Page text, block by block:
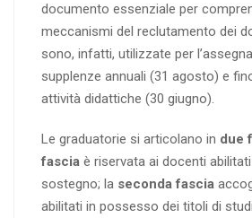
documento essenziale per
meccanismi del reclutamento dei
sono, infatti, utilizzate per
supplenze annuali (31 agosto) e
attività didattiche (30 giugno).
Le graduatorie si articolano in due
fascia è riservata ai docenti
sostegno; la seconda fascia
abilitati in possesso dei titoli di